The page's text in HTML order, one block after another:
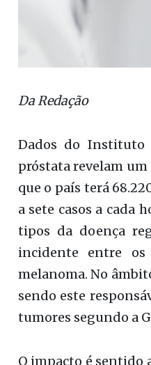
Da Redação
que o país terá
tipos da doença
incidente entre
melanoma. No
sendo este
tumores segundo a
O impacto é sentido
da Unidade de
no Brasil somaram
nacional, não é,